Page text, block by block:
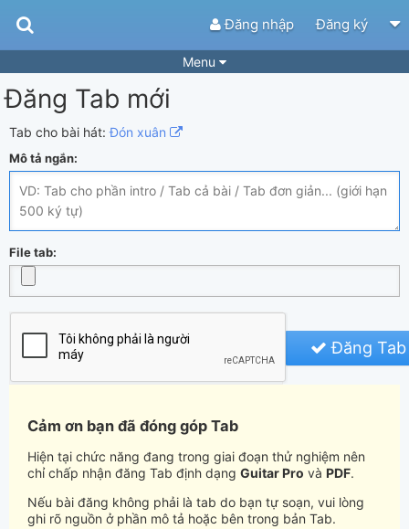
Đăng nhập Đăng ký
Menu
Bài hát
Playlist
Điệu bài hát
Tìm theo hợp âm Tải ứng dụng
Tắt quảng cáo
Đăng Tab mới
Tab cho bài hát:Đón xuân
Mô tả ngắn:
File tab:
Đăng
Cảm ơn bạn đã đóng góp Tab
Hiện tại chức năng đang trong giai đoạn thử nghiệm nên
chỉ chấp nhận đăng Tab định dạng Guitar Pro và PDF.
Nếu bài đăng không phải là tab do bạn tự soạn, vui lòng
ghi rõ nguồn ở phần mô tả hoặc bên trong bản Tab.